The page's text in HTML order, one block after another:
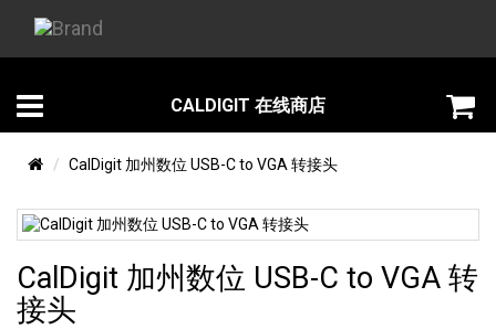
CALDIGIT 在线商店
CalDigit 加州数位 USB-C to VGA 转接头
CalDigit 加州数位 USB-C to VGA 转
接头